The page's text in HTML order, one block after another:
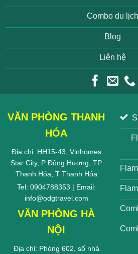
Combo du lịch
Blog
Liên hệ
VĂN PHÒNG THANH
HÓA
Địa chỉ: HH15-43, Vinhomes
Star City, P Đông Hương, TP
Thanh Hóa, T Thanh Hóa
Tel: 0904788353 | Email:
info@odgtravel.com
VĂN PHÒNG HÀ
NỘI
Địa chỉ: Phòng 602, số nhà